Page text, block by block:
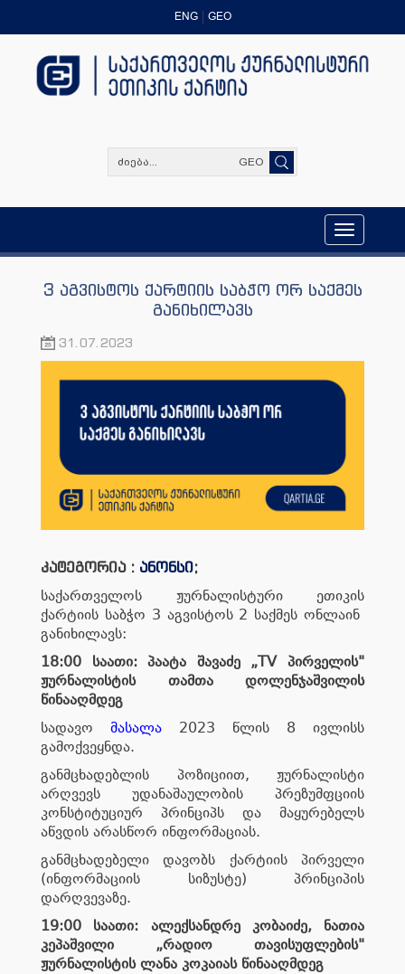
ENG GEO
GEO
Toggle
navigation
3 აგვისტოს ქარტიის საბჭო ორ საქმეს
განიხილავს
31.07.2023
კატეგორია : ანონსი;
საქართველოს ჟურნალისტური ეთიკის
ქარტიის საბჭო 3 აგვისტოს 2 საქმეს ონლაინ
განიხილავს:
18:00 საათი: პაატა შავაძე „TV პირველის"
ჟურნალისტის თამთა დოლენჯაშვილის
წინააღმდეგ
სადავო მასალა 2023 წლის 8 ივლისს
გამოქვეყნდა.
განმცხადებლის პოზიციით, ჟურნალისტი
არღვევს უდანაშაულობის პრეზუმფციის
კონსტიტუციურ პრინციპს და მაყურებელს
აწვდის არასწორ ინფორმაციას.
განმცხადებელი დავობს ქარტიის პირველი
(ინფორმაციის სიზუსტე) პრინციპის
დარღვევაზე.
19:00 საათი: ალექსანდრე კობაიძე, ნათია
კეპაშვილი „რადიო თავისუფლების"
ჟურნალისტის ლანა კოკაიას წინააღმდეგ